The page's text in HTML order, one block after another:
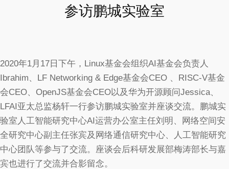
参访鹏城实验室
2020年1月17日下午，Linux基金会组织AI基金会负责人
Ibrahim、LF Networking & Edge基金会CEO 、RISC-V基金
会CEO、OpenJS基金会CEO以及华为开源顾问Jessica、
LFAI亚太总监杨轩一行参访鹏城实验室并座谈交流。鹏城实
验室人工智能研究中心AI运营办公室主任刘明、网络空间安
全研究中心副主任张宾及网络通信研究中心、人工智能研究
中心团队等参与了交流。座谈会后科研发展部梅涛部长与嘉
宾也进行了交流并合影留念。